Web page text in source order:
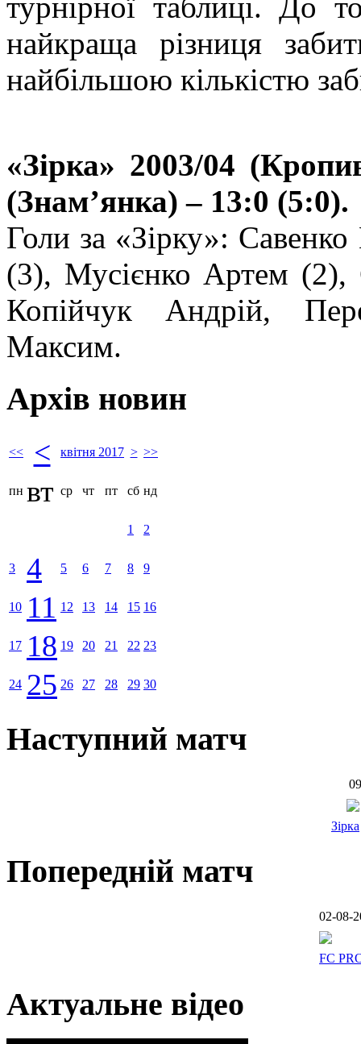
найкраща різниця
найбільшою кількістю
«Зірка» 2003/04
(Знам’янка) – 13:0 (5:0).
Голи за «Зірку»:
(3), Мусієнко Артем (2),
Копійчук Андрій,
Максим.
Архів новин
<< < квітня 2017 > >>
пн вт ср чт пт сб нд
1 2
3 4 5 6 7 8 9
10 11 12 13 14 15 16
17 18 19 20 21 22 23
24 25 26 27 28 29 30
Наступний матч
Зірка
Попередній матч
02-08-
FC
Актуальне відео